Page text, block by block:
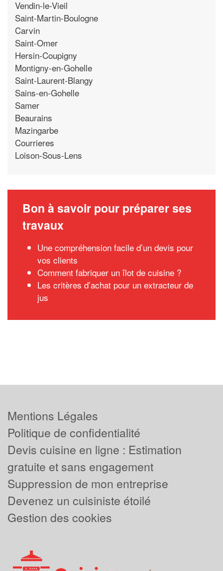
Vendin-le-Vieil
Saint-Martin-Boulogne
Carvin
Saint-Omer
Hersin-Coupigny
Montigny-en-Gohelle
Saint-Laurent-Blangy
Sains-en-Gohelle
Samer
Beaurains
Mazingarbe
Courrieres
Loison-Sous-Lens
Bon à savoir pour préparer ses
travaux
Une compréhension facile d’un devis pour
vos clients
Comment fabriquer un îlot de cuisine ?
Les critères d’achat pour un extracteur de
jus
Mentions Légales
Politique de confidentialité
Devis cuisine en ligne : Estimation
gratuite et sans engagement
Suppression de mon entreprise
Devenez un cuisiniste étoilé
Gestion des cookies